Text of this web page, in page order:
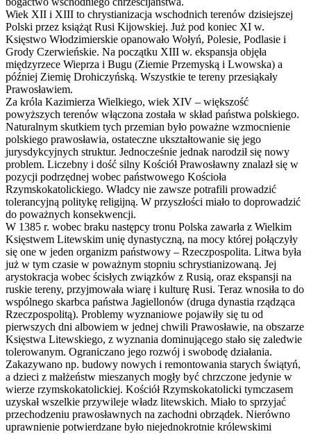
Wiek XII i XIII to chrystianizacja wschodnich terenów dzisiejszej
Polski przez książąt Rusi Kijowskiej. Już pod koniec XI w.
Księstwo Włodzimierskie opanowało Wołyń, Polesie, Podlasie i
Grody Czerwieńskie. Na początku XIII w. ekspansja objęła
międzyrzece Wieprza i Bugu (Ziemie Przemyską i Lwowska) a
później Ziemię Drohiczyńską. Wszystkie te tereny przesiąkały
Prawosławiem.
Za króla Kazimierza Wielkiego, wiek XIV – większość
powyższych terenów włączona została w skład państwa polskiego.
Naturalnym skutkiem tych przemian było poważne wzmocnienie
polskiego prawosławia, ostateczne ukształtowanie się jego
jurysdykcyjnych struktur. Jednocześnie jednak narodził się nowy
problem. Liczebny i dość silny Kościół Prawosławny znalazł się w
pozycji podrzędnej wobec państwowego Kościoła
Rzymskokatolickiego. Władcy nie zawsze potrafili prowadzić
tolerancyjną politykę religijną. W przyszłości miało to doprowadzić
do poważnych konsekwencji.
W 1385 r. wobec braku następcy tronu Polska zawarła z Wielkim
Księstwem Litewskim unię dynastyczną, na mocy której połączyły
się one w jeden organizm państwowy – Rzeczpospolita. Litwa była
już w tym czasie w poważnym stopniu schrystianizowaną. Jej
arystokracja wobec ścisłych związków z Rusią, oraz ekspansji na
ruskie tereny, przyjmowała wiarę i kulturę Rusi. Teraz wnosiła to do
wspólnego skarbca państwa Jagiellonów (druga dynastia rządząca
Rzeczpospolitą). Problemy wyznaniowe pojawiły się tu od
pierwszych dni albowiem w jednej chwili Prawosławie, na obszarze
Księstwa Litewskiego, z wyznania dominującego stało się zaledwie
tolerowanym. Ograniczano jego rozwój i swobodę działania.
Zakazywano np. budowy nowych i remontowania starych świątyń,
a dzieci z małżeństw mieszanych mogły być chrzczone jedynie w
wierze rzymskokatolickiej. Kościół Rzymskokatolicki tymczasem
uzyskał wszelkie przywileje władz litewskich. Miało to sprzyjać
przechodzeniu prawosławnych na zachodni obrządek. Nierówno
uprawnienie potwierdzane było niejednokrotnie królewskimi